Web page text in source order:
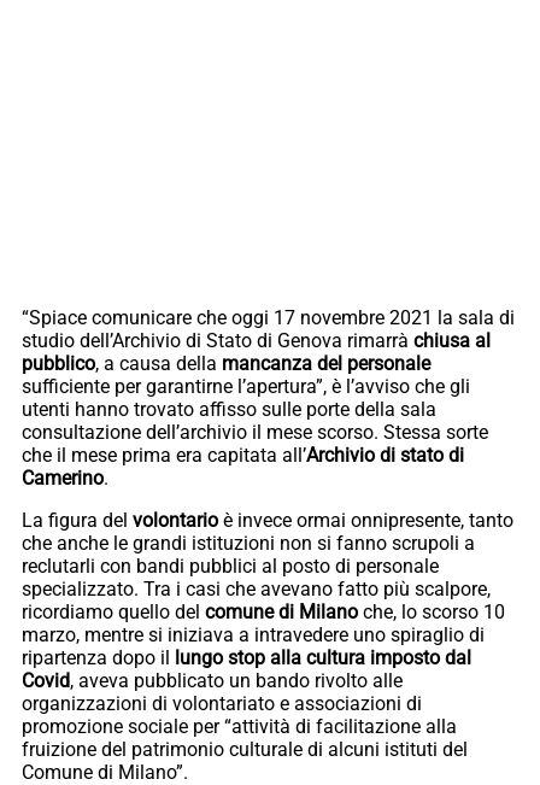
“Spiace comunicare che oggi 17 novembre 2021 la sala di
studio dell’Archivio di Stato di Genova rimarrà chiusa al
pubblico, a causa della mancanza del personale
sufficiente per garantirne l’apertura”, è l’avviso che gli
utenti hanno trovato affisso sulle porte della sala
consultazione dell’archivio il mese scorso. Stessa sorte
che il mese prima era capitata all’Archivio di stato di
Camerino.
La figura del volontario è invece ormai onnipresente, tanto
che anche le grandi istituzioni non si fanno scrupoli a
reclutarli con bandi pubblici al posto di personale
specializzato. Tra i casi che avevano fatto più scalpore,
ricordiamo quello del comune di Milano che, lo scorso 10
marzo, mentre si iniziava a intravedere uno spiraglio di
ripartenza dopo il lungo stop alla cultura imposto dal
Covid, aveva pubblicato un bando rivolto alle
organizzazioni di volontariato e associazioni di
promozione sociale per “attività di facilitazione alla
fruizione del patrimonio culturale di alcuni istituti del
Comune di Milano”.